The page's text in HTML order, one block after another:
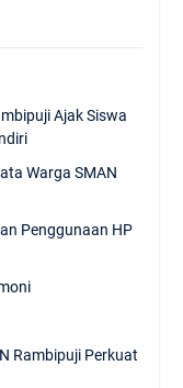
Ajak Siswa
Warga SMAN
Penggunaan HP
Rambipuji Perkuat